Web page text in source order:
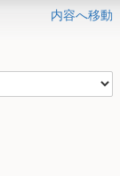
内容へ移動